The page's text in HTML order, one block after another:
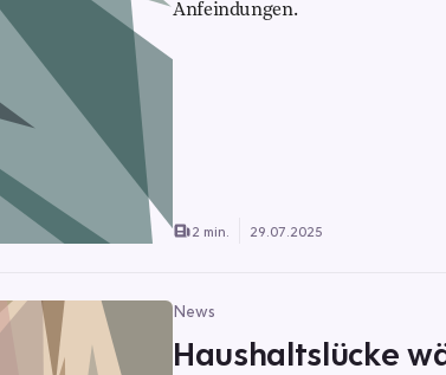
Anfeindungen.
2 min. 29.07.2025
News
Haushaltslücke